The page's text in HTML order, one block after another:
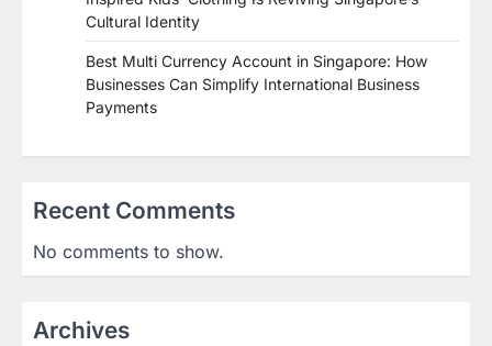
Cultural Identity
Best Multi Currency Account in Singapore: How
Businesses Can Simplify International Business
Payments
Recent Comments
No comments to show.
Archives